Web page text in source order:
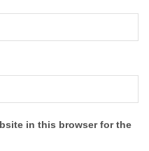
in this browser for the